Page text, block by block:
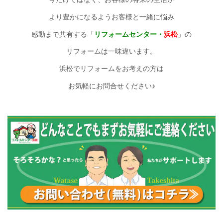
より豊かになるようお客様と一緒に悩み
感動まで共有する「 リフォームセンター・ 浜松」の
リフォームは一味違います。
浜松でリフォームをお考えの方は
お気軽にお問合せください♪